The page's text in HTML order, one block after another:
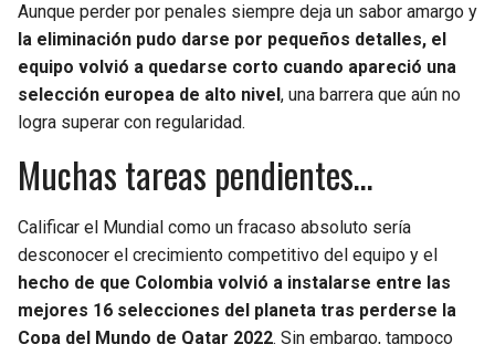
Aunque perder por penales siempre deja un sabor amargo y
la eliminación pudo darse por pequeños detalles, el
equipo volvió a quedarse corto cuando apareció una
selección europea de alto nivel , una barrera que aún no
logra superar con regularidad.
Muchas tareas pendientes…
Calificar el Mundial como un fracaso absoluto sería
desconocer el crecimiento competitivo del equipo y el
hecho de que Colombia volvió a instalarse entre las
mejores 16 selecciones del planeta tras perderse la
Copa del Mundo de Qatar 2022. Sin embargo, tampoco